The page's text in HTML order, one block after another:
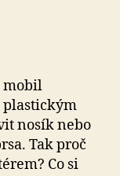
mobil
plastickým
nosík nebo
Tak proč
Co si